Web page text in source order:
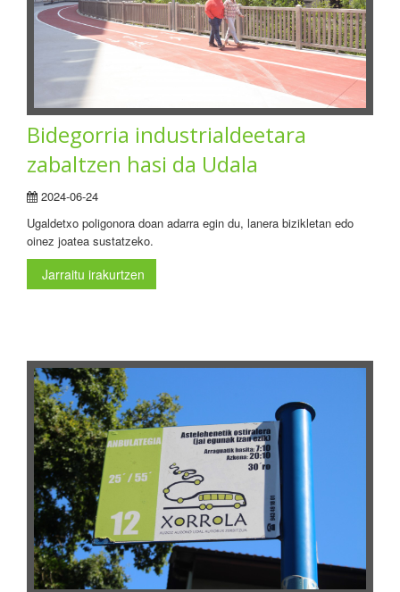
Bidegorria industrialdeetara
zabaltzen hasi da Udala
2024-06-24
Ugaldetxo poligonora doan adarra egin du, lanera bizikletan edo
oinez joatea sustatzeko.
Jarraitu irakurtzen